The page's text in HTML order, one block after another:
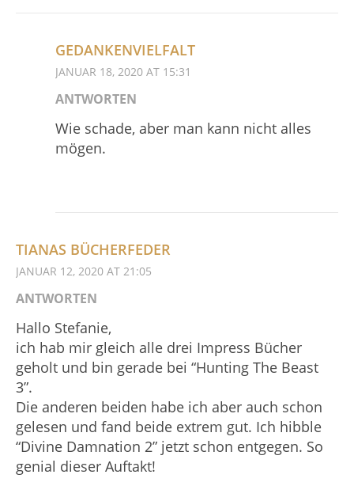
GEDANKENVIELFALT
JANUAR 18, 2020 AT 15:31
ANTWORTEN
Wie schade, aber man kann nicht alles
mögen.
TIANAS BÜCHERFEDER
JANUAR 12, 2020 AT 21:05
ANTWORTEN
Hallo Stefanie,
ich hab mir gleich alle drei Impress Bücher
geholt und bin gerade bei “Hunting The Beast
3”.
Die anderen beiden habe ich aber auch schon
gelesen und fand beide extrem gut. Ich hibble
“Divine Damnation 2” jetzt schon entgegen. So
genial dieser Auftakt!